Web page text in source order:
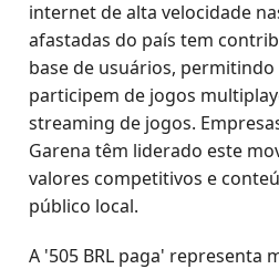
internet de alta velocidade
afastadas do país tem
base de usuários,
participem de jogos
streaming de jogos.
Garena têm liderado este
valores competitivos e
público local.
A '505 BRL paga' representa